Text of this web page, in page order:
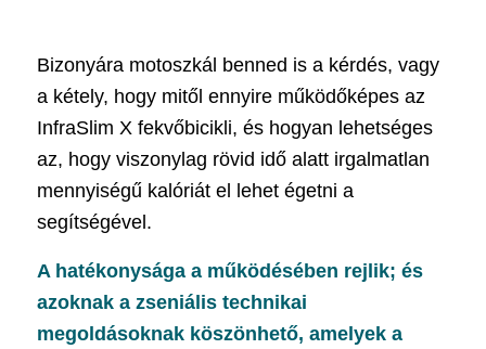
Bizonyára motoszkál benned is a kérdés, vagy
a kétely, hogy mitől ennyire működőképes az
InfraSlim X fekvőbicikli, és hogyan lehetséges
az, hogy viszonylag rövid idő alatt irgalmatlan
mennyiségű kalóriát el lehet égetni a
segítségével.
A hatékonysága a működésében rejlik; és
azoknak a zseniális technikai
megoldásoknak köszönhető, amelyek a